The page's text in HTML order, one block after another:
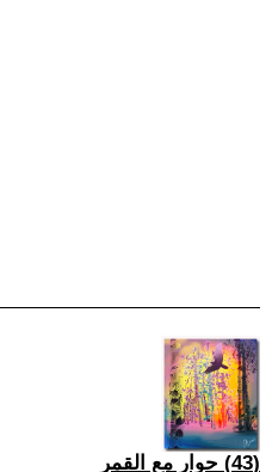
(43) حوار مع القمر